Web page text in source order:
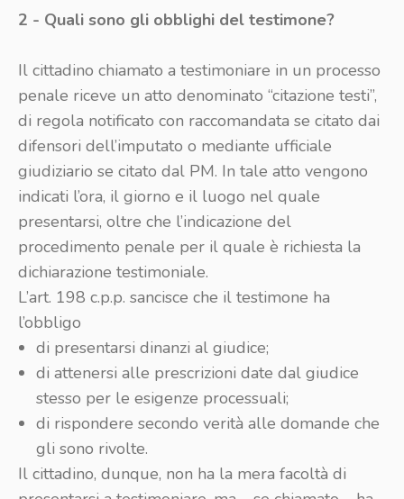
2 - Quali sono gli obblighi del testimone?
Il cittadino chiamato a testimoniare in un processo
penale riceve un atto denominato “citazione testi”,
di regola notificato con raccomandata se citato dai
difensori dell’imputato o mediante ufficiale
giudiziario se citato dal PM. In tale atto vengono
indicati l’ora, il giorno e il luogo nel quale
presentarsi, oltre che l’indicazione del
procedimento penale per il quale è richiesta la
dichiarazione testimoniale.
L’art. 198 c.p.p. sancisce che il testimone ha
l’obbligo
di presentarsi dinanzi al giudice;
di attenersi alle prescrizioni date dal giudice
stesso per le esigenze processuali;
di rispondere secondo verità alle domande che
gli sono rivolte.
Il cittadino, dunque, non ha la mera facoltà di